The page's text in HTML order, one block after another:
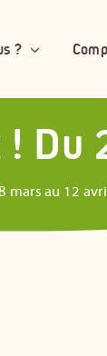
?
!
mars au 12